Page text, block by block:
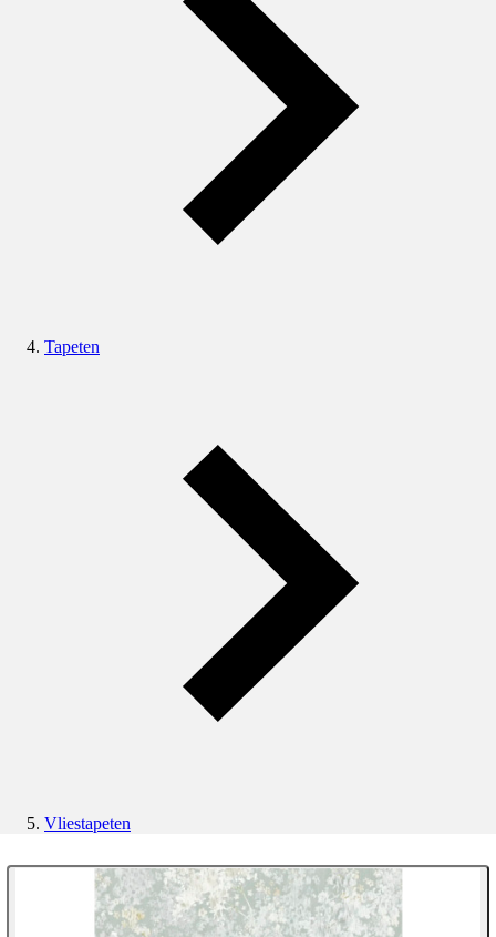
Tapeten
Vliestapeten